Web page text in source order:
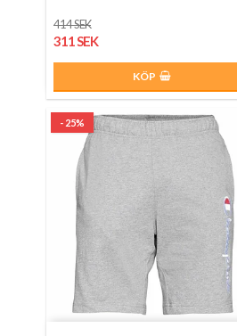
414 SEK
311 SEK
KÖP
- 25%